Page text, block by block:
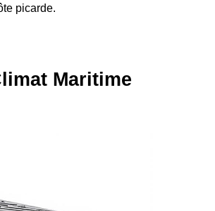
picarde.
Maritime